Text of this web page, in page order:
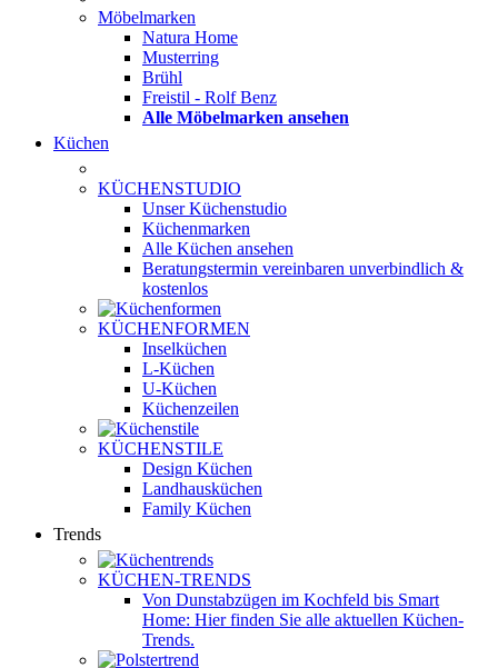
Möbelmarken
Natura Home
Musterring
Brühl
Freistil - Rolf Benz
Alle Möbelmarken ansehen
Küchen
KÜCHENSTUDIO
Unser Küchenstudio
Küchenmarken
Alle Küchen ansehen
Beratungstermin vereinbaren unverbindlich &
kostenlos
KÜCHENFORMEN
Inselküchen
L-Küchen
U-Küchen
Küchenzeilen
KÜCHENSTILE
Design Küchen
Landhausküchen
Family Küchen
Trends
KÜCHEN-TRENDS
Von Dunstabzügen im Kochfeld bis Smart
Home: Hier finden Sie alle aktuellen Küchen-
Trends.